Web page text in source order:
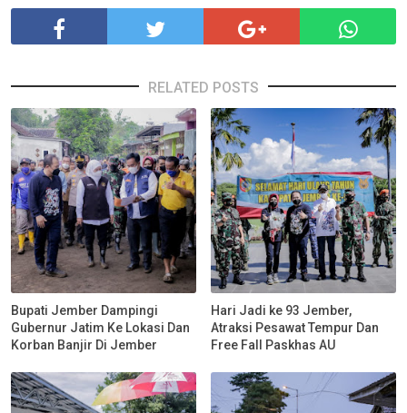
RELATED POSTS
Bupati Jember Dampingi
Gubernur Jatim Ke Lokasi Dan
Korban Banjir Di Jember
Hari Jadi ke 93 Jember,
Atraksi Pesawat Tempur Dan
Free Fall Paskhas AU